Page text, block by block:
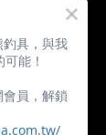
具，與我
能！
員，解鎖